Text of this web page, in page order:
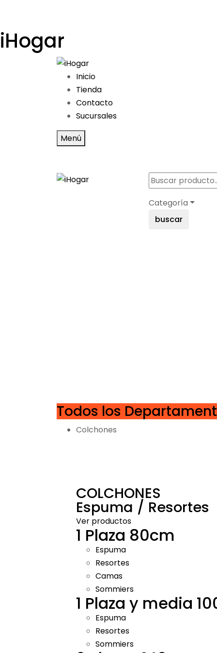
iHogar
Inicio
Tienda
Contacto
Sucursales
Menú
Categoría
buscar
Todos los
Colchones
COLCHONES
Espuma / Resortes
Ver productos
1 Plaza 80cm
Espuma
Resortes
Camas
Sommiers
1 Plaza y media
Espuma
Resortes
Sommiers